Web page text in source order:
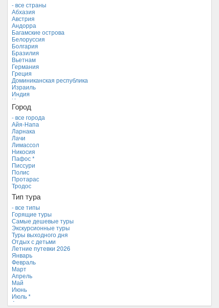
- все страны
Абхазия
Австрия
Андорра
Багамские острова
Белоруссия
Болгария
Бразилия
Вьетнам
Германия
Греция
Доминиканская республика
Израиль
Индия
Индонезия
Иордания
Италия
Камбоджа
Кипр *
Куба
Мальдивские острова
Мальта
Новая Зеландия
Объединенные Арабские Эмираты
Перу
Россия
Таиланд
Тунис
Турция
Финляндия
Франция
Хорватия
Черногория
Чехия
Город
- все города
Айя-Напа
Ларнака
Лачи
Лимассол
Никосия
Пафос *
Писсури
Полис
Протарас
Тродос
Тип тура
- все типы
Горящие туры
Самые дешевые туры
Экскурсионные туры
Туры выходного дня
Отдых с детьми
Летние путевки 2026
Январь
Февраль
Март
Апрель
Май
Июнь
Июль *
Август